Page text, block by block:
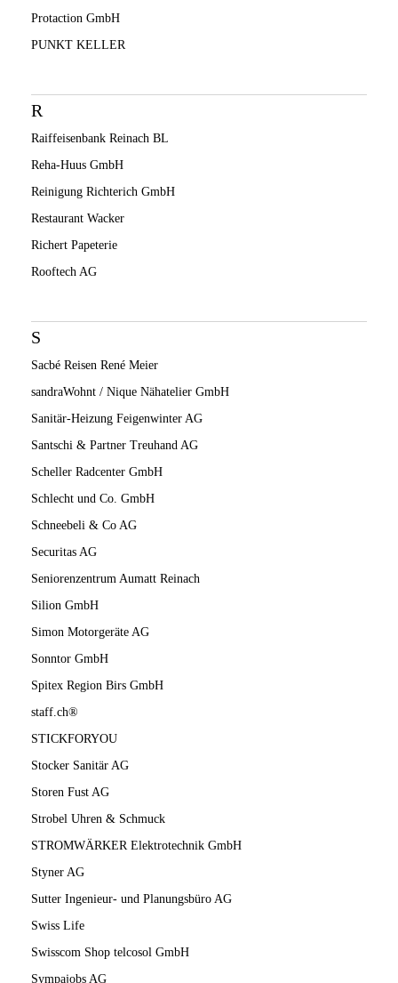
Protaction GmbH
PUNKT KELLER
R
Raiffeisenbank Reinach BL
Reha-Huus GmbH
Reinigung Richterich GmbH
Restaurant Wacker
Richert Papeterie
Rooftech AG
S
Sacbé Reisen René Meier
sandraWohnt / Nique Nähatelier GmbH
Sanitär-Heizung Feigenwinter AG
Santschi & Partner Treuhand AG
Scheller Radcenter GmbH
Schlecht und Co. GmbH
Schneebeli & Co AG
Securitas AG
Seniorenzentrum Aumatt Reinach
Silion GmbH
Simon Motorgeräte AG
Sonntor GmbH
Spitex Region Birs GmbH
staff.ch®
STICKFORYOU
Stocker Sanitär AG
Storen Fust AG
Strobel Uhren & Schmuck
STROMWÄRKER Elektrotechnik GmbH
Styner AG
Sutter Ingenieur- und Planungsbüro AG
Swiss Life
Swisscom Shop telcosol GmbH
Sympajobs AG